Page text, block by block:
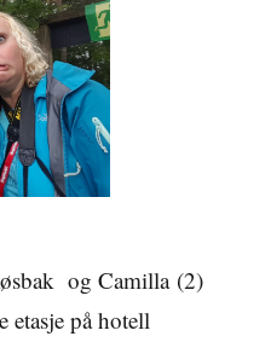
og Camilla (2)
etasje på hotell